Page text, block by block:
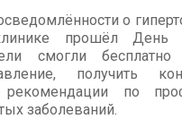
о
прошёл День
смогли бесплатно
получить
по
заболеваний.